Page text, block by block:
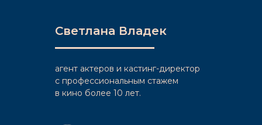
Светлана Владек
агент актеров и кастинг-директор
c профессиональным стажем
в кино более 10 лет.